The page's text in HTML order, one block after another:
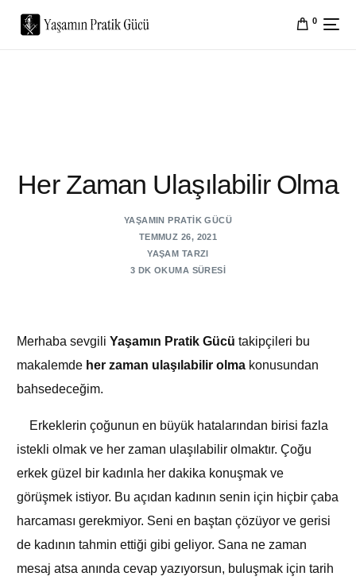
0
Her Zaman Ulaşılabilir Olma
YAŞAMIN PRATIK GÜCÜ
TEMMUZ 26, 2021
YAŞAM TARZI
3 DK OKUMA SÜRESI
Merhaba sevgiliYaşamın Pratik Gücütakipçileri bu
makalemde her zaman ulaşılabilir olma konusundan
bahsedeceğim.
Erkeklerin çoğunun en büyük hatalarından birisi fazla
istekli olmak ve her zaman ulaşılabilir olmaktır. Çoğu
erkek güzel bir kadınla her dakika konuşmak ve
görüşmek istiyor. Bu açıdan kadının senin için hiçbir çaba
harcaması gerekmiyor. Seni en baştan çözüyor ve gerisi
de kadının tahmin ettiği gibi geliyor. Sana ne zaman
mesaj atsa anında cevap yazıyorsun, buluşmak için tarih